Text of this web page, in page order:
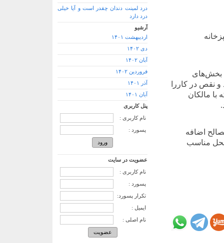
بخش‌های
نقص در کاررا
با مالکان
اضافه
محل مناسب
درد لمینت دندان چقدر است و آیا خیلی
درد دارد
آرشیو
اردیبهشت ۱۴۰۱
دی ۱۴۰۲
آبان ۱۴۰۲
فروردین ۱۴۰۲
آذر ۱۴۰۱
آبان ۱۴۰۱
پنل کاربری
نام کاربری :
پسورد :
عضویت در سایت
نام کاربری :
پسورد :
تکرار پسورد:
ایمیل :
نام اصلی :